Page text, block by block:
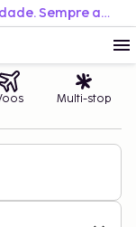
Reserve facilmente. Viaje com flexibilidade. Sempre ao melhor preço.
Multi-stop